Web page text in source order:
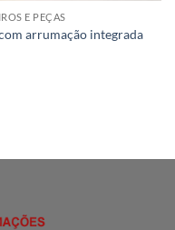
E PEÇAS
arrumação integrada